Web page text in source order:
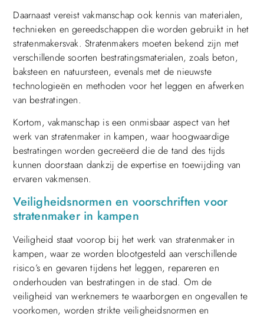
Daarnaast vereist vakmanschap ook kennis van materialen,
technieken en gereedschappen die worden gebruikt in het
stratenmakersvak. Stratenmakers moeten bekend zijn met
verschillende soorten bestratingsmaterialen, zoals beton,
baksteen en natuursteen, evenals met de nieuwste
technologieën en methoden voor het leggen en afwerken
van bestratingen.
Kortom, vakmanschap is een onmisbaar aspect van het
werk van stratenmaker in kampen, waar hoogwaardige
bestratingen worden gecreëerd die de tand des tijds
kunnen doorstaan dankzij de expertise en toewijding van
ervaren vakmensen.
Veiligheidsnormen en voorschriften voor
stratenmaker in kampen
Veiligheid staat voorop bij het werk van stratenmaker in
kampen, waar ze worden blootgesteld aan verschillende
risico’s en gevaren tijdens het leggen, repareren en
onderhouden van bestratingen in de stad. Om de
veiligheid van werknemers te waarborgen en ongevallen te
voorkomen, worden strikte veiligheidsnormen en